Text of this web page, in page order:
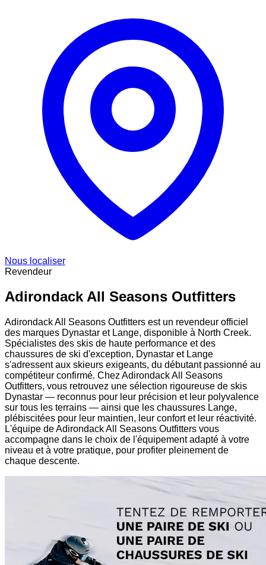
Nous localiser
Revendeur
Adirondack All Seasons Outfitters
Adirondack All Seasons Outfitters est un revendeur officiel
des marques Dynastar et Lange, disponible à North Creek.
Spécialistes des skis de haute performance et des
chaussures de ski d'exception, Dynastar et Lange
s'adressent aux skieurs exigeants, du débutant passionné au
compétiteur confirmé. Chez Adirondack All Seasons
Outfitters, vous retrouvez une sélection rigoureuse de skis
Dynastar — reconnus pour leur précision et leur polyvalence
sur tous les terrains — ainsi que les chaussures Lange,
plébiscitées pour leur maintien, leur confort et leur réactivité.
L'équipe de Adirondack All Seasons Outfitters vous
accompagne dans le choix de l'équipement adapté à votre
niveau et à votre pratique, pour profiter pleinement de
chaque descente.